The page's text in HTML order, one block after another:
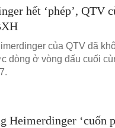
hết ‘phép’, QTV
của QTV đã
dòng ở vòng đấu cuối
Heimerdinger ‘cuốn